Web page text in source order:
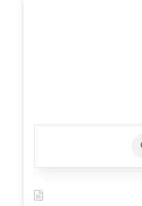
بحث
عن